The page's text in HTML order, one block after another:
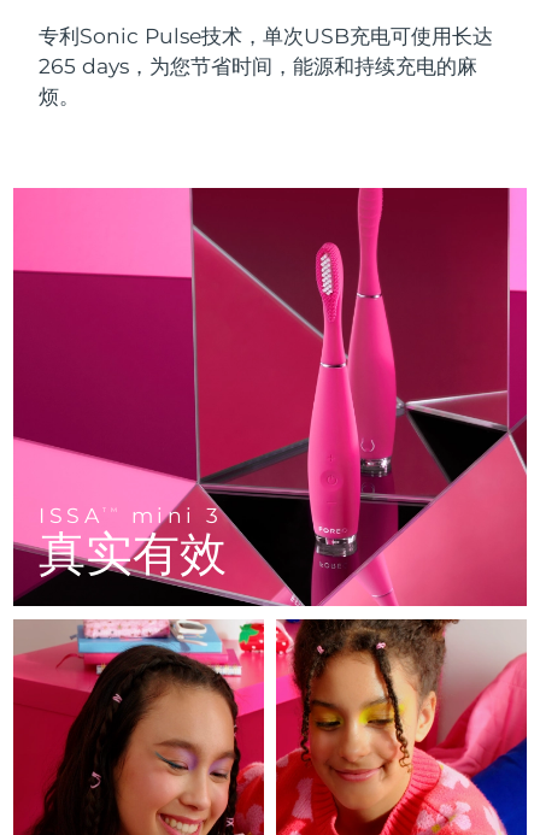
专利Sonic Pulse技术，单次USB充电可使用长达
265 days，为您节省时间，能源和持续充电的麻
烦。
ISSATM mini 3
真实有效
Massage, LED heating
LUNA™ 4 mini
For young skin, T-zone
For travel or gym bag
LUNA™ 护肤
Premium cleansers & balm
LUNA™ 设备
All facial cleansing devices
Microcurrent toning on-the-go
面部提拉护理
Premium anti-aging skincare
All premium facelift devices
UFO™ 3 套装
Deep facial hydration
device
UFO™ 3 mini
Red light therapy device for young skin
UFO™ 3 go
Portable red light therapy
面膜
Rejuvenation & hydration
UFO™ 设备
All deep facial hydration devices
issa™ 4
Hybrid silicone sonic toothbrush
Smart hybrid silicone sonic toothbrush
issa™ 4 smile
Hybrid silicone sonic toothbrush
issa™ 4 baby
For ages 0-3
issa™ Teeth Whitening Set
Dual LED + sonic device & 18% PAP gel
ISSA™ 设备
All silicone sonic toothbrushes
FAQ™ 抗老护理
FAQ™ 101
Clinical anti-aging
Advanced clinical anti-aging
FAQ™ 103
Luxurious clinical anti-aging set
FAQ™ P1 Primer
Manuka honey primer
FAQ™护肤品
All FAQ™ skincare
LED治疗
FAQ™ 201
LED mask
LED mask
FAQ™ 211
Anti-aging neck & décolleté LED mask
FAQ™ 221
Anti-aging LED hand mask
FAQ™护肤品
All FAQ™ skincare
FAQ™ 301
LED hair strengthening scalp massager
FAQ™ Scalp Serum
Scalp recovery probiotic serum
FAQ™护肤品
All FAQ™ skincare
FAQ™产品
All hair treatments
肌肤年轻化
NEW
FAQ™ 501
Full-Spectrum Red Light Therapy
FAQ™ 502
Full-Spectrum Red Light Therapy
FAQ™ Red Light Serum
FAQ™ skincare
All FAQ™ skincare
专业治疗
PEACH™ 2 Pro Max
Professional IPL hair removal device
身体护理
BEAR™ 2 body
Microcurrent body toning
文莱
保加利亚 预计送达日期8/10/26
智利 预计送达日期8/14/26
预计送达日期
预计送达日期
预计送达日期
预计送达日期8/11/26
预计送达日期8/10/26
丹麦 预计送达日期
爱沙尼亚 预计送达日期
芬兰 预计送达日期8/10/26
预计送达日期 8/10/26
法属波利尼西亚 预计送达日期8/14/26
德国 预计送达日期8/10/26